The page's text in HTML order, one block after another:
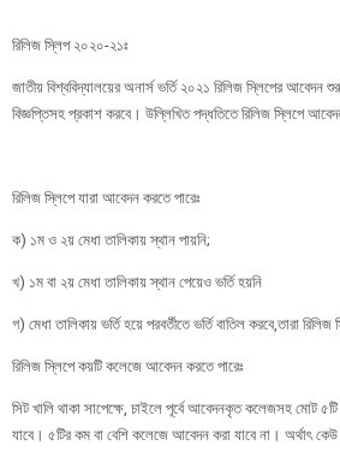
রিলিজ স্লিপ ২০২০-২১ঃ
জাতীয় বিশ্ববিদ্যালয়ের অনার্স ভর্তি ২০২১ রিলিজ স্লিপের আবেদন
বিজ্ঞপ্তিসহ প্রকাশ করবে। উল্লিখিত পদ্ধতিতে রিলিজ স্লিপে
রিলিজ স্লিপে যারা আবেদন করতে পারেঃ
ক) ১ম ও ২য় মেধা তালিকায় স্থান পায়নি;
খ) ১ম বা ২য় মেধা তালিকায় স্থান পেয়েও ভর্তি হয়নি
গ) মেধা তালিকায় ভর্তি হয়ে পরবর্তীতে ভর্তি বাতিল করবে,তারা
রিলিজ স্লিপে কয়টি কলেজে আবেদন করতে পারেঃ
সিট খালি থাকা সাপেক্ষে, চাইলে পূর্বে আবেদনকৃত কলেজসহ মোট
যাবে। ৫টির কম বা বেশি কলেজে আবেদন করা যাবে না। অর্থাৎ